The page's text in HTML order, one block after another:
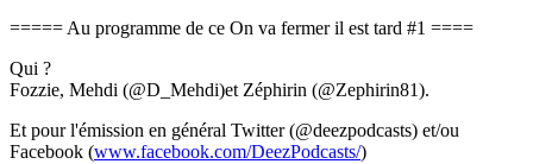
===== Au programme de ce On va fermer il est tard #1 ====
Qui ?
Fozzie, Mehdi (@D_Mehdi)et Zéphirin (@Zephirin81).
Et pour l'émission en général Twitter (@deezpodcasts) et/ou
Facebook (www.facebook.com/DeezPodcasts/)